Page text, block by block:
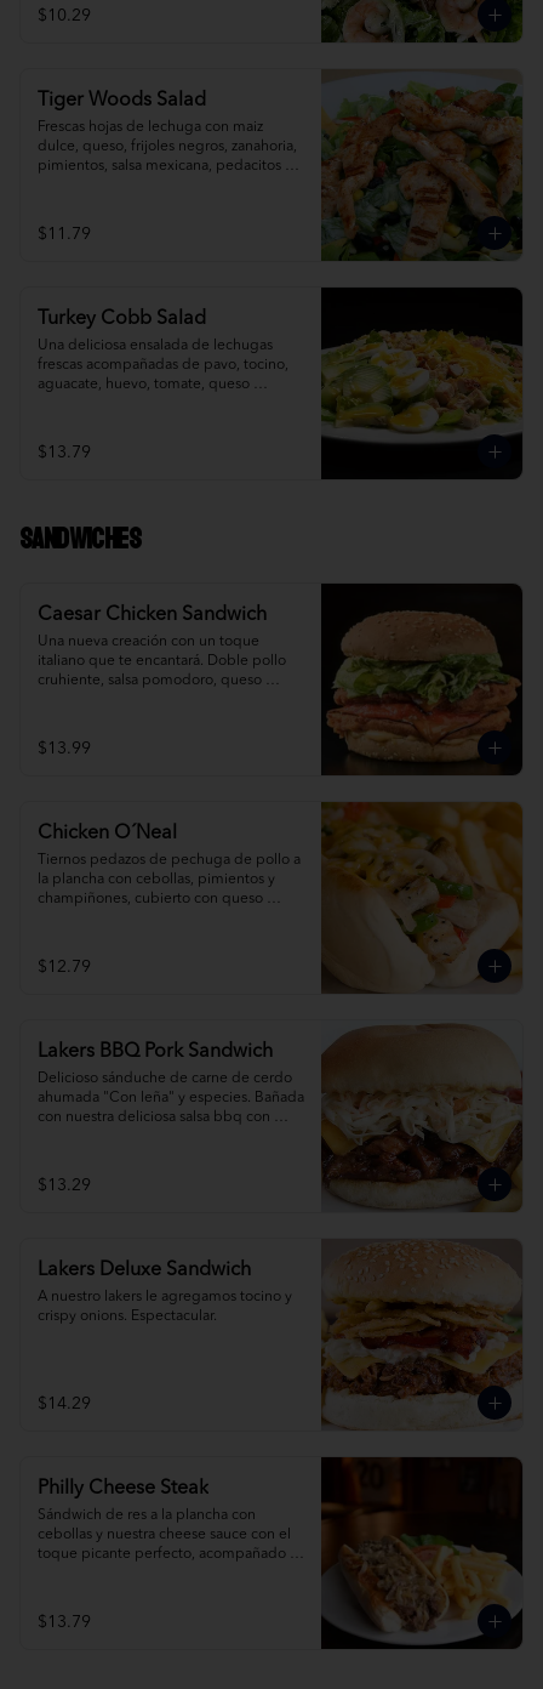
$10.29
Tiger Woods Salad
Frescas hojas de lechuga con maiz
dulce, queso, frijoles negros, zanahoria,
pimientos, salsa mexicana, pedacitos de
$11.79
Turkey Cobb Salad
Una deliciosa ensalada de lechugas
frescas acompañadas de pavo, tocino,
aguacate, huevo, tomate, queso
mostaza dulce.
$13.79
Sandwiches
Caesar Chicken Sandwich
Una nueva creación con un toque
italiano que te encantará. Doble pollo
cruhiente, salsa pomodoro, queso
$13.99
Chicken O´Neal
Tiernos pedazos de pechuga de pollo a
la plancha con cebollas, pimientos y
champiñones, cubierto con queso
$12.79
Lakers BBQ Pork Sandwich
Delicioso sánduche de carne de cerdo
ahumada "Con leña" y especies. Bañada
con nuestra deliciosa salsa bbq con
$13.29
Lakers Deluxe Sandwich
A nuestro lakers le agregamos tocino y
crispy onions. Espectacular.
$14.29
Philly Cheese Steak
Sándwich de res a la plancha con
cebollas y nuestra cheese sauce con el
toque picante perfecto, acompañado
$13.79